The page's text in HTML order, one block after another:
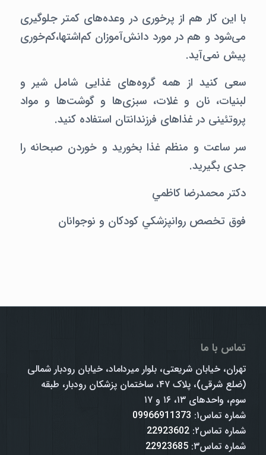
با این کار هم از پرخوری در وعده‌های کمتر جلوگیری
می‌شود و هم در مورد دانش‌آموزان کم‌اشتها،کم‌خوری
پیش نمی‌آید.
سعی کنید از همه گروه‌های غذایی شامل شیر و
لبنیات، نان و غلات، سبزی‌ها و گوشت‌ها و مواد
پروتئینی در غذاهای فرزندانتان استفاده کنید.
سر ساعت و منظم غذا بخورید و خوردن صبحانه را
جدی بگیرید.
دکتر محمدرضا کاظمي
فوق تخصص روانپزشکي کودکان و نوجوانان
تماس با ما
تهران، خیابان شریعتی، بلوار میرداماد، خیابان رودبار شمالی
(ضلع شرقی)، پلاک ۴۷، ساختمان پزشکان رودبار، طبقه
سوم، واحدهای ۱۳، ۱۶ و ۱۷
شماره تماس۱:
09966911373
شماره تماس۲:
22923602
شماره تماس۳:
22923685